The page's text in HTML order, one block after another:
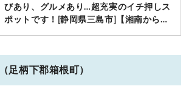
びあり、グルメあり…超充実のイチ押しス
ポットです！[静岡県三島市]【湘南からち
足柄下郡箱根町）